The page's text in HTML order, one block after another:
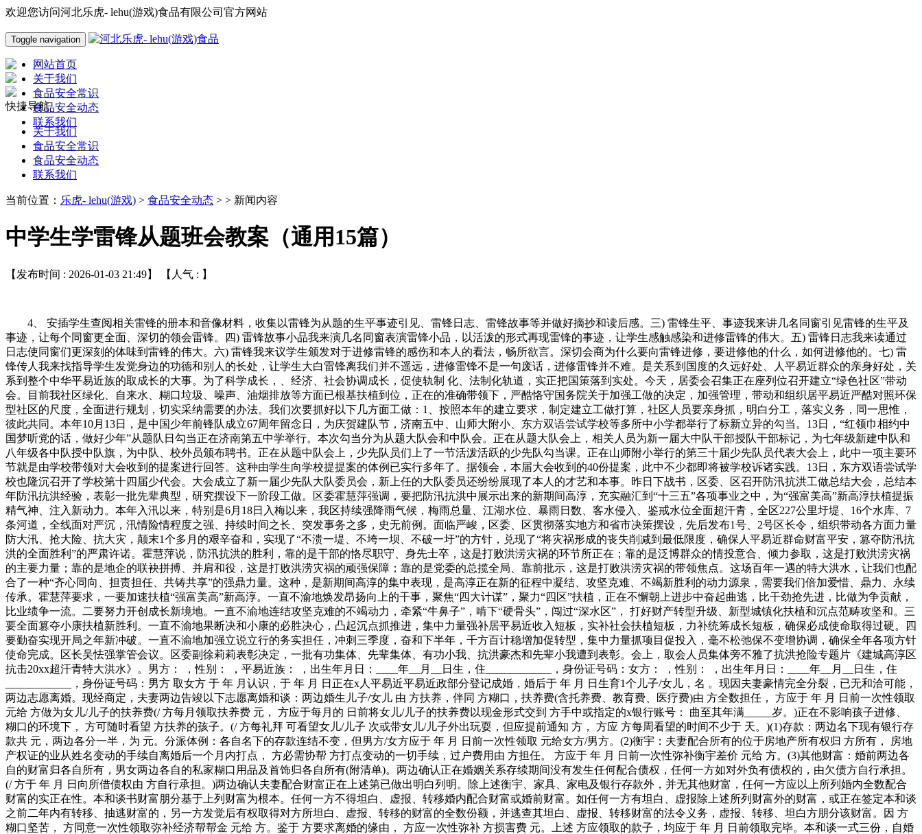
欢迎您访问河北乐虎- lehu(游戏)食品有限公司官方网站
Toggle navigation
网站首页
关于我们
食品安全常识
食品安全动态
联系我们
快捷导航
关于我们
食品安全常识
食品安全动态
联系我们
当前位置： 乐虎- lehu(游戏) > 食品安全动态 > > 新闻内容
中学生学雷锋从题班会教案（通用15篇）
【发布时间 : 2026-01-03 21:49】 【人气 : 】
4、 安插学生查阅相关雷锋的册本和音像材料，收集以雷锋为从题的生平事迹引见、雷锋日志、雷锋故事等并做好摘抄和读后感。三) 雷锋生平、事迹我来讲几名同窗引见雷锋的生平及
事迹，让每个同窗更全面、深切的领会雷锋。四) 雷锋故事小品我来演几名同窗表演雷锋小品，以活泼的形式再现雷锋的事迹，让学生感触感染和进修雷锋的伟大。五) 雷锋日志我来读通过
日志使同窗们更深刻的体味到雷锋的伟大。六) 雷锋我来议学生颁发对于进修雷锋的感伤和本人的看法，畅所欲言。深切会商为什么要向雷锋进修，要进修他的什么，如何进修他的。七) 雷
锋传人我来找指导学生发觉身边的功德和别人的长处，让学生大白雷锋离我们并不遥远，进修雷锋不是一句废话，进修雷锋并不难。是关系到国度的久远好处、人平易近群众的亲身好处，关
系到整个中华平易近族的取成长的大事。为了科学成长，、经济、社会协调成长，促使轨制 化、法制化轨道，实正把国策落到实处。今天，居委会召集正在座列位召开建立“绿色社区”带动
会。目前我社区绿化、自来水、糊口垃圾、噪声、油烟排放等方面已根基扶植到位，正在的准确带领下，严酷恪守国务院关于加强工做的决定，加强管理，带动和组织居平易近严酷对照环保
型社区的尺度，全面进行规划，切实采纳需要的办法。我们次要抓好以下几方面工做：1、按照本年的建立要求，制定建立工做打算，社区人员要亲身抓，明白分工，落实义务，同一思惟，
彼此共同。本年10月13日，是中国少年前锋队成立67周年留念日，为庆贺建队节，济南五中、山师大附小、东方双语尝试学校等多所中小学都举行了标新立异的勾当。13日，“红领巾相约中
国梦听党的话，做好少年”从题队日勾当正在济南第五中学举行。本次勾当分为从题大队会和中队会。正在从题大队会上，相关人员为新一届大中队干部授队干部标记，为七年级新建中队和
八年级各中队授中队旗，为中队、校外员颁布聘书。正在从题中队会上，少先队员们上了一节活泼活跃的少先队勾当课。正在山师附小举行的第三十届少先队员代表大会上，此中一项主要环
节就是由学校带领对大会收到的提案进行回答。这种由学生向学校提提案的体例已实行多年了。据领会，本届大会收到的40份提案，此中不少都即将被学校诉诸实践。13日，东方双语尝试学
校也隆沉召开了学校第十四届少代会。大会成立了新一届少先队大队委员会，新上任的大队委员还纷纷展现了本人的才艺和本事。昨日下战书，区委、区召开防汛抗洪工做总结大会，总结本
年防汛抗洪经验，表彰一批先辈典型，研究摆设下一阶段工做。区委霍慧萍强调，要把防汛抗洪中展示出来的新期间高淳，充实融汇到“十三五”各项事业之中，为“强富美高”新高淳扶植提振
精气神、注入新动力。本年入汛以来，特别是6月18日入梅以来，我区持续强降雨气候，梅雨总量、江湖水位、暴雨日数、客水侵入、鉴戒水位全面超汗青，全区227公里圩堤、16个水库、7
条河道，全线面对严沉，汛情险情程度之强、持续时间之长、突发事务之多，史无前例。面临严峻，区委、区贯彻落实地方和省市决策摆设，先后发布1号、2号区长令，组织带动各方面力量
防大汛、抢大险、抗大灾，颠末1个多月的艰辛奋和，实现了“不溃一堤、不垮一坝、不破一圩”的方针，兑现了“将灾祸形成的丧失削减到最低限度，确保人平易近群命财富平安，篡夺防汛抗
洪的全面胜利”的严肃许诺。霍慧萍说，防汛抗洪的胜利，靠的是干部的恪尽职守、身先士卒，这是打败洪涝灾祸的环节所正在；靠的是泛博群众的情投意合、倾力参取，这是打败洪涝灾祸
的主要力量；靠的是地企的联袂拼搏、并肩和役，这是打败洪涝灾祸的顽强保障；靠的是党委的总揽全局、靠前批示，这是打败洪涝灾祸的带领焦点。这场百年一遇的特大洪水，让我们也配
合了一种“齐心同向、担责担任、共铸共享”的强鼎力量。这种，是新期间高淳的集中表现，是高淳正在新的征程中凝结、攻坚克难、不竭新胜利的动力源泉，需要我们倍加爱惜、鼎力、永续
传承。霍慧萍要求，一要加速扶植“强富美高”新高淳。一直不渝地焕发昂扬向上的干事，聚焦“四大计谋”，聚力“四区”扶植，正在不懈朝上进步中奋起曲逃，比干劲抢先进，比做为争贡献，
比业绩争一流。二要努力开创成长新境地。一直不渝地连结攻坚克难的不竭动力，牵紧“牛鼻子”，啃下“硬骨头”，闯过“深水区”， 打好财产转型升级、新型城镇化扶植和沉点范畴攻坚和。三
要全面篡夺小康扶植新胜利。一直不渝地果断决和小康的必胜决心，凸起沉点抓推进，集中力量强补居平易近收入短板，实补社会扶植短板，力补统筹成长短板，确保必成使命取得过硬。四
要勤奋实现开局之年新冲破。一直不渝地加强立说立行的务实担任，冲刺三季度，奋和下半年，千方百计稳增加促转型，集中力量抓项目促投入，毫不松弛保不变增协调，确保全年各项方针
使命完成。区长吴怯强掌管会议。区委副徐莉莉表彰决定，一批有功集体、先辈集体、有功小我、抗洪豪杰和先辈小我遭到表彰。会上，取会人员集体旁不雅了抗洪抢险专题片《建城高淳区
抗击20xx超汗青特大洪水》。男方： ，性别： ，平易近族： ，出生年月日：____年__月__日生，住____________，身份证号码：女方： ，性别： ，出生年月日：____年__月__日生，住
____________，身份证号码：男方 取女方 于 年 月认识，于 年 月 日正在x人平易近平易近政部分登记成婚，婚后于 年 月 日生育1个儿子/女儿，名 。现因夫妻豪情完全分裂，已无和洽可能，
两边志愿离婚。现经商定，夫妻两边告竣以下志愿离婚和谈：两边婚生儿子/女儿 由 方扶养，伴同 方糊口，扶养费(含托养费、教育费、医疗费)由 方全数担任， 方应于 年 月 日前一次性领取
元给 方做为女儿/儿子的扶养费(/ 方每月领取扶养费 元， 方应于每月的 日前将女儿/儿子的扶养费以现金形式交到 方手中或指定的x银行账号： 曲至其年满_____岁。)正在不影响孩子进修、
糊口的环境下， 方可随时看望 方扶养的孩子。(/ 方每礼拜 可看望女儿/儿子 次或带女儿/儿子外出玩耍，但应提前通知 方， 方应 方每周看望的时间不少于 天。)(1)存款：两边名下现有银行存
款共 元，两边各分一半，为 元。分派体例：各自名下的存款连结不变，但男方/女方应于 年 月 日前一次性领取 元给女方/男方。(2)衡宇：夫妻配合所有的位于房地产所有权归 方所有， 房地
产权证的业从姓名变动的手续自离婚后一个月内打点， 方必需协帮 方打点变动的一切手续，过户费用由 方担任。 方应于 年 月 日前一次性弥补衡宇差价 元给 方。(3)其他财富：婚前两边各
自的财富归各自所有，男女两边各自的私家糊口用品及首饰归各自所有(附清单)。两边确认正在婚姻关系存续期间没有发生任何配合债权，任何一方如对外负有债权的，由欠债方自行承担。
(/ 方于 年 月 日向所借债权由 方自行承担。)两边确认夫妻配合财富正在上述第已做出明白列明。除上述衡宇、家具、家电及银行存款外，并无其他财富，任何一方应以上所列婚内全数配合
财富的实正在性。本和谈书财富朋分基于上列财富为根本。任何一方不得坦白、虚报、转移婚内配合财富或婚前财富。如任何一方有坦白、虚报除上述所列财富外的财富，或正在签定本和谈
之前二年内有转移、抽逃财富的，另一方发觉后有权取得对方所坦白、虚报、转移的财富的全数份额，并逃查其坦白、虚报、转移财富的法令义务，虚报、转移、坦白方朋分该财富。因 方
糊口坚苦， 方同意一次性领取弥补经济帮帮金 元给 方。鉴于 方要求离婚的缘由， 方应一次性弥补 方损害费 元。上述 方应领取的款子，均应于 年 月 日前领取完毕。本和谈一式三份，自婚